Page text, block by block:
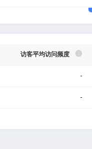
访客平均访问频度
-
-